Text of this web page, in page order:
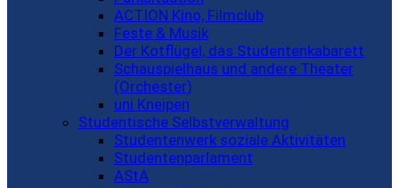
ACTION Kino, Filmclub
Feste & Musik
Der Kotflügel, das Studentenkabarett
Schauspielhaus und andere Theater
(Orchester)
uni Kneipen
Studentische Selbstverwaltung
Studentenwerk soziale Aktivitäten
Studentenparlament
AStA